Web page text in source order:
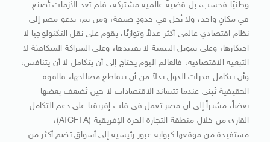
وطنيًا فحسب، بل قضيةً عالمية مشتركة، فلم تعد الأزمات تُصنع
في مكانٍ واحد، ولا تُحل في حدودٍ ضيقة، ومن ثم، تدعو مصر إلى
نظام اقتصادي عالمي أكثر عدلاً وتوازنًا، يقوم على نقل التكنولوجيا لا
احتكارها، وعلى تمويل التنمية لا تقييدها، وعلى الشراكة المتكافئة لا
التبعية الاقتصادية، فالعالم اليوم يحتاج إلى أن يتكامل لا أن يتنافس،
وأن تتكامل قدرات الدول بدلاً من أن تتقاطع مصالحها، فالقوة
الحقيقية تُبنى عندما تتساند الاقتصادات لا حين تُضعف بعضها
بعضاً، مشيراً إلى أن مصر تعمل في قلب إفريقيا على دعم التكامل
القاري من خلال منطقة التجارة الحرة الإفريقية (AfCFTA)،
مستفيدة من موقعها كبوابة عبور رئيسية إلى أسواق تضم أكثر من